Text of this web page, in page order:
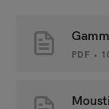
PDF •